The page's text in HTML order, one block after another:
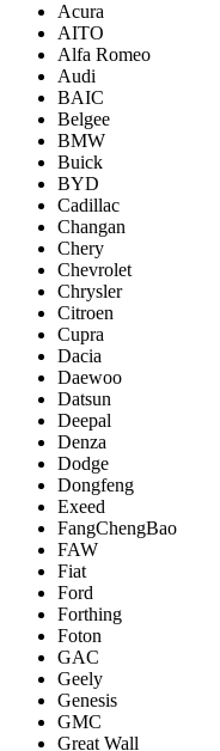
Acura
AITO
Alfa Romeo
Audi
BAIC
Belgee
BMW
Buick
BYD
Cadillac
Changan
Chery
Chevrolet
Chrysler
Citroen
Cupra
Dacia
Daewoo
Datsun
Deepal
Denza
Dodge
Dongfeng
Exeed
FangChengBao
FAW
Fiat
Ford
Forthing
Foton
GAC
Geely
Genesis
GMC
Great Wall